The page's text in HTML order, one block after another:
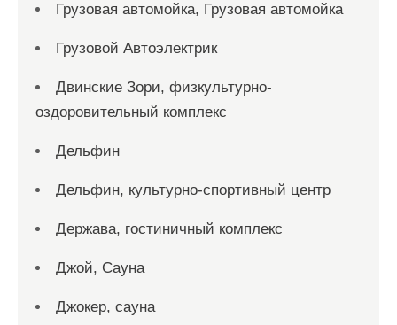
Грузовая автомойка, Грузовая автомойка
Грузовой Автоэлектрик
Двинские Зори, физкультурно-
оздоровительный комплекс
Дельфин
Дельфин, культурно-спортивный центр
Держава, гостиничный комплекс
Джой, Сауна
Джокер, сауна